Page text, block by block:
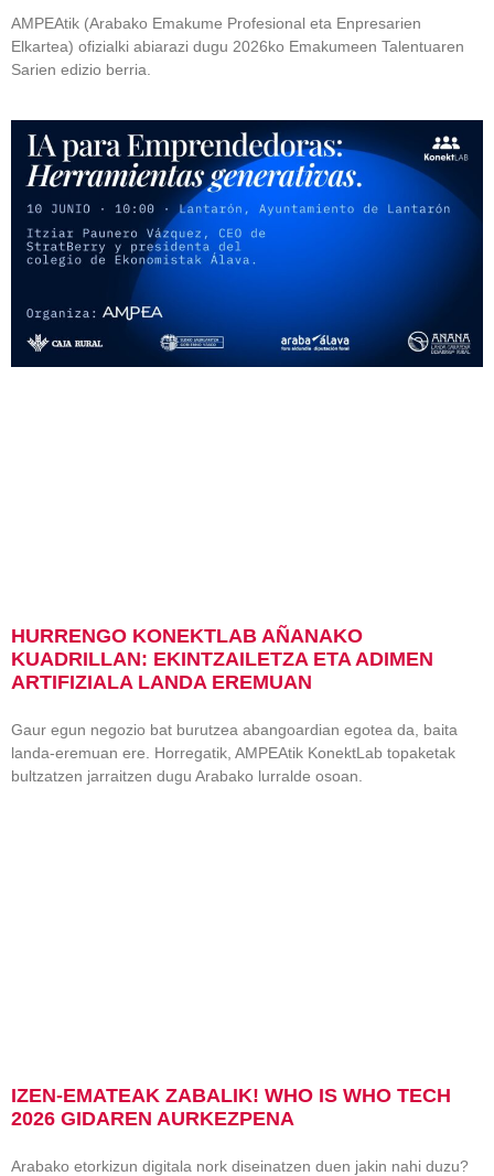
AMPEAtik (Arabako Emakume Profesional eta Enpresarien
Elkartea) ofizialki abiarazi dugu 2026ko Emakumeen Talentuaren
Sarien edizio berria.
HURRENGO KONEKTLAB AÑANAKO
KUADRILLAN: EKINTZAILETZA ETA ADIMEN
ARTIFIZIALA LANDA EREMUAN
Gaur egun negozio bat burutzea abangoardian egotea da, baita
landa-eremuan ere. Horregatik, AMPEAtik KonektLab topaketak
bultzatzen jarraitzen dugu Arabako lurralde osoan.
IZEN-EMATEAK ZABALIK! WHO IS WHO TECH
2026 GIDAREN AURKEZPENA
Arabako etorkizun digitala nork diseinatzen duen jakin nahi duzu?